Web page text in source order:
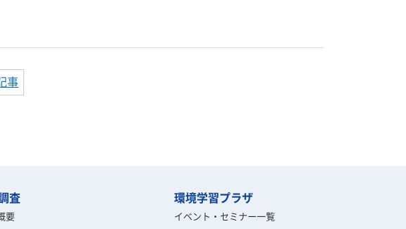
事
査
要
環境学習プラザ
イベント・セミナー一覧